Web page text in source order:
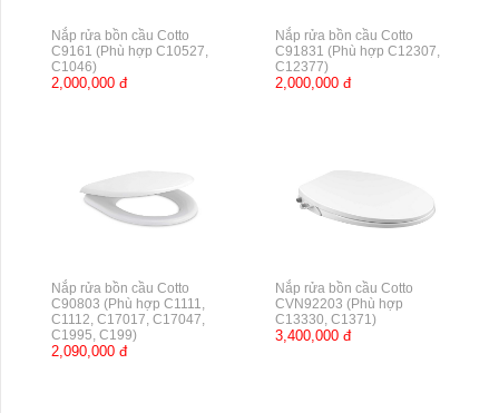
Nắp rửa bồn cầu Cotto
C9161 (Phù hợp C10527,
C1046)
2,000,000 đ
Nắp rửa bồn cầu Cotto
C91831 (Phù hợp C12307,
C12377)
2,000,000 đ
Nắp rửa bồn cầu Cotto
C90803 (Phù hợp C1111,
C1112, C17017, C17047,
C1995, C199)
2,090,000 đ
Nắp rửa bồn cầu Cotto
CVN92203 (Phù hợp
C13330, C1371)
3,400,000 đ